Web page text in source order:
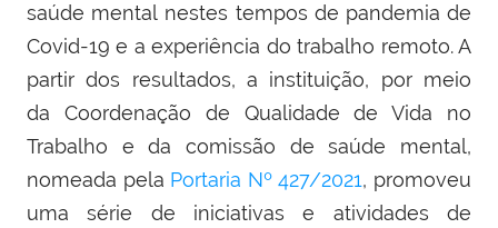
saúde mental nestes tempos de pandemia de
Covid-19 e a experiência do trabalho remoto. A
partir dos resultados, a instituição, por meio
da Coordenação de Qualidade de Vida no
Trabalho e da comissão de saúde mental,
nomeada pela Portaria Nº 427/2021, promoveu
uma série de iniciativas e atividades de